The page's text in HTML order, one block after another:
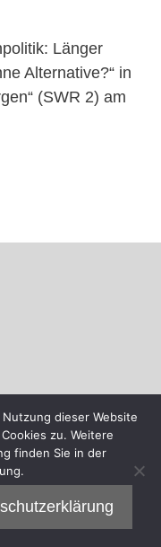
Länger
Alternative?“ in
(SWR 2) am
dieser Website
zu. Weitere
finden Sie in der